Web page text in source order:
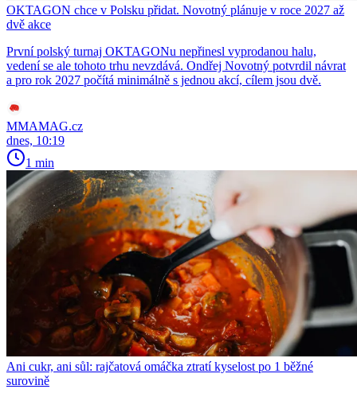
OKTAGON chce v Polsku přidat. Novotný plánuje v roce 2027 až
dvě akce
První polský turnaj OKTAGONu nepřinesl vyprodanou halu,
vedení se ale tohoto trhu nevzdává. Ondřej Novotný potvrdil návrat
a pro rok 2027 počítá minimálně s jednou akcí, cílem jsou dvě.
MMAMAG.cz
dnes, 10:19
1 min
Ani cukr, ani sůl: rajčatová omáčka ztratí kyselost po 1 běžné
surovině